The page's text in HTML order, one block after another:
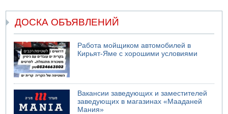
ДОСКА ОБЪЯВЛЕНИЙ
Работа мойщиком автомобилей в
Кирьят-Яме с хорошими условиями
Вакансии заведующих и заместителей
заведующих в магазинах «Мааданей
Мания»